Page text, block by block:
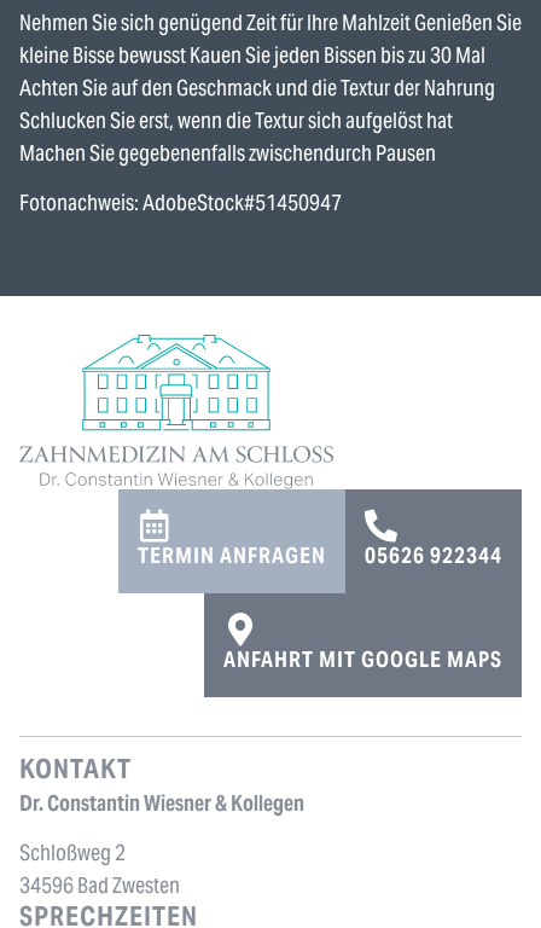
Nehmen Sie sich genügend Zeit für Ihre Mahlzeit Genießen Sie
kleine Bisse bewusst Kauen Sie jeden Bissen bis zu 30 Mal
Achten Sie auf den Geschmack und die Textur der Nahrung
Schlucken Sie erst, wenn die Textur sich aufgelöst hat
Machen Sie gegebenenfalls zwischendurch Pausen
Fotonachweis: AdobeStock#51450947
TERMIN ANFRAGEN 05626 922344
ANFAHRT MIT GOOGLE MAPS
KONTAKT
Dr. Constantin Wiesner & Kollegen
Schloßweg 2
34596 Bad Zwesten